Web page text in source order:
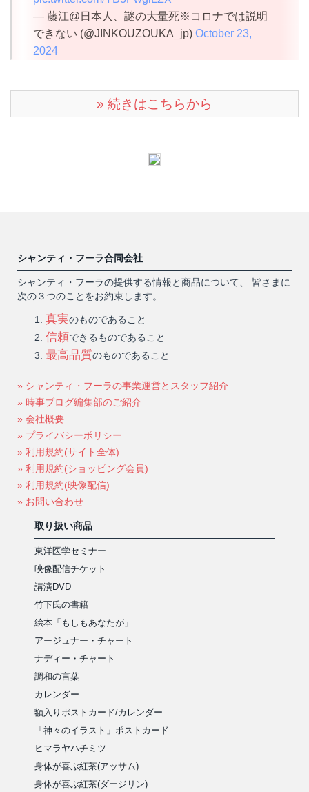
— 藤江@日本人、謎の大量死※コロナでは説明
できない (@JINKOUZOUKA_jp) October 23,
2024
» 続きはこちらから
シャンティ・フーラ合同会社
シャンティ・フーラの提供する情報と商品について、 皆さまに
次の３つのことをお約束します。
真実のものであること
信頼できるものであること
最高品質のものであること
» シャンティ・フーラの事業運営とスタッフ紹介
» 時事ブログ編集部のご紹介
» 会社概要
» プライバシーポリシー
» 利用規約(サイト全体)
» 利用規約(ショッピング会員)
» 利用規約(映像配信)
» お問い合わせ
取り扱い商品
東洋医学セミナー
映像配信チケット
講演DVD
竹下氏の書籍
絵本「もしもあなたが」
アージュナー・チャート
ナディー・チャート
調和の言葉
カレンダー
額入りポストカード/カレンダー
「神々のイラスト」ポストカード
ヒマラヤハチミツ
身体が喜ぶ紅茶(アッサム)
身体が喜ぶ紅茶(ダージリン)